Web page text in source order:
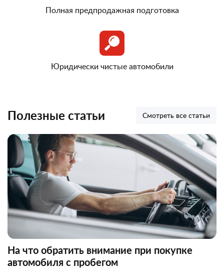
Полная предпродажная подготовка
Юридически чистые автомобили
Полезные статьи Смотреть все статьи
На что обратить внимание при покупке
автомобиля с пробегом